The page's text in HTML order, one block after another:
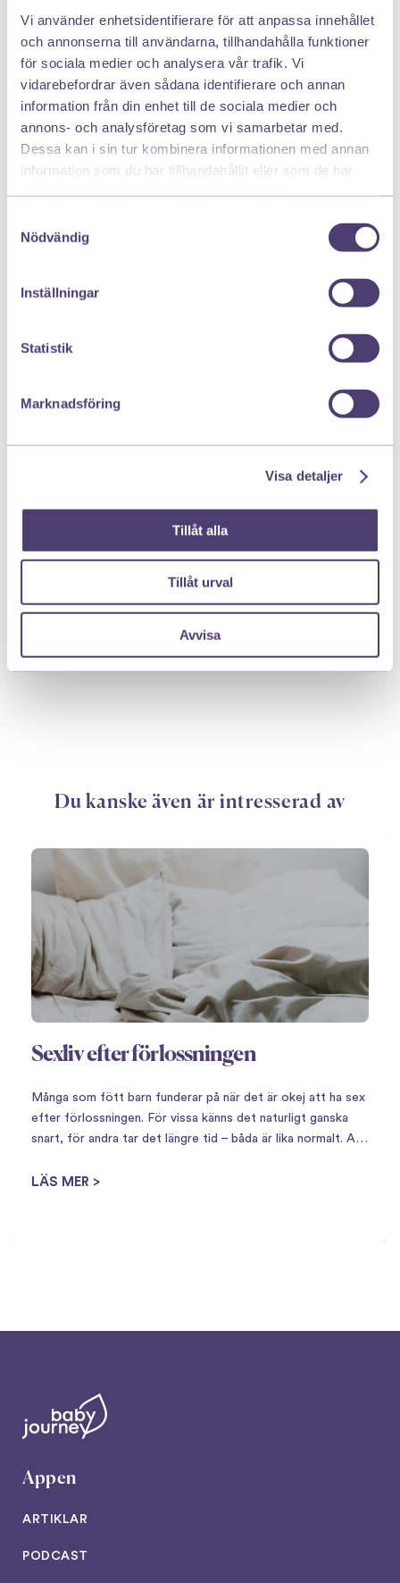
Vi använder enhetsidentifierare för att anpassa innehållet
och annonserna till användarna, tillhandahålla funktioner
för sociala medier och analysera vår trafik. Vi
vidarebefordrar även sådana identifierare och annan
information från din enhet till de sociala medier och
annons- och analysföretag som vi samarbetar med.
Dessa kan i sin tur kombinera informationen med annan
information som du har tillhandahållit eller som de har
Nödvändig
Inställningar
Statistik
Marknadsföring
Visa detaljer
Tillåt alla
Tillåt urval
Avvisa
tunn filt eller solskydd över vagnen eller köp ett
vagnparasoll – men håll vagnen fri från filtar som
hängs över!
Så hanterar du om ditt barn får
värmeslag
värmeslag.
Duscha på gränsen mellan kallt och ljummet för
Ge teskedar med vätskeersättning var 10:e
Skippa hud mot hud, låt barnet istället bli sval
Om barnet är hungrigt, ge kall frukt från kylen.
var 3:e timme.
Låt barnet vila eller sova på lakan utan kläder
eller blöja.
När ett barn får värmeslag eller du misstänker
värmeslag rekommenderas det att kontakta
Du kanske även är intresserad av
Sexliv efter förlossningen
Många som fött barn funderar på när det är okej att ha sex
efter förlossningen. För vissa känns det naturligt ganska
snart, för andra tar det längre tid – båda är lika normalt. Att
LÄS MER >
Appen
ARTIKLAR
PODCAST